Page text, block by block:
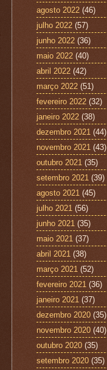
agosto 2022 (46)
julho 2022 (57)
junho 2022 (36)
maio 2022 (40)
abril 2022 (42)
março 2022 (51)
fevereiro 2022 (32)
janeiro 2022 (38)
dezembro 2021 (44)
novembro 2021 (43)
outubro 2021 (35)
setembro 2021 (39)
agosto 2021 (45)
julho 2021 (56)
junho 2021 (35)
maio 2021 (37)
abril 2021 (38)
março 2021 (52)
fevereiro 2021 (36)
janeiro 2021 (37)
dezembro 2020 (35)
novembro 2020 (40)
outubro 2020 (35)
setembro 2020 (35)